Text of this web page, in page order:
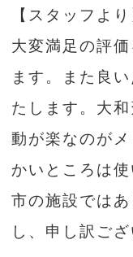
【スタッフより
大変満足の評
ます。また良
たします。大
動が楽なのが
かいところは
市の施設では
し、申し訳ご